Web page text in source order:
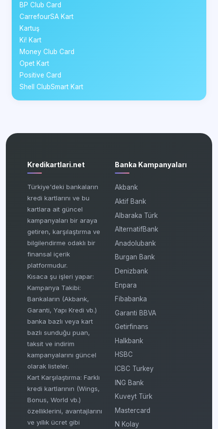
BP Club Card
CarrefourSA Kart
Kartuş
Ki! Kart
Money Club Card
Opet Kart
Positive Card
Shell ClubSmart Kart
Kredikartlari.net
Türkiye'deki bankaların
kredi kartlarını ve bu
kartlara ait güncel
kampanyaları bir araya
getiren, karşılaştırma ve
bilgilendirme odaklı bir
finansal içerik
platformudur.
Kısaca şu işleri yapar:
Kampanya Takibi:
Bankaların (Akbank,
Garanti, Yapı Kredi vb.)
banka bazlı veya kart
bazlı sunduğu puan,
taksit ve indirim
kampanyalarını güncel
olarak listeler.
Kart Karşılaştırma: Farklı
kredi kartlarının (Wings,
Bonus, World vb.)
özelliklerini, avantajlarını
ve yıllık ücret gibi
Banka Kampanyaları
Akbank
Aktif Bank
Albaraka Türk
AlternatifBank
Anadolubank
Burgan Bank
Denizbank
Enpara
Fibabanka
Garanti BBVA
Getirfinans
Halkbank
HSBC
ICBC Turkey
ING Bank
Kuveyt Türk
Mastercard
N Kolay